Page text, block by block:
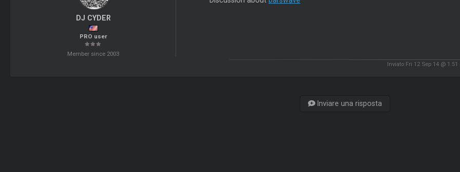
DJ CYDER
PRO user
Member since 2003
Inviato Fri 12 Sep 14 @
Inviare una risposta